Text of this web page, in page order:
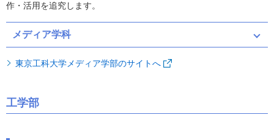
作・活用を追究します。
メディア学科
東京工科大学メディア学部のサイトへ
工学部